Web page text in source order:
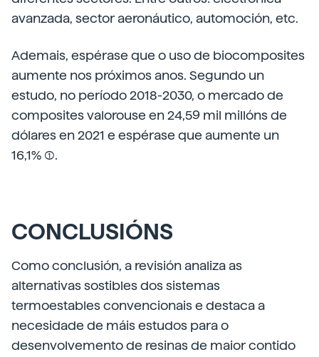
avanzada, sector aeronáutico, automoción, etc.
Ademais, espérase que o uso de biocomposites
aumente nos próximos anos. Segundo un
estudo, no período 2018-2030, o mercado de
composites valorouse en 24,59 mil millóns de
dólares en 2021 e espérase que aumente un
16,1% (1).
CONCLUSIÓNS
Como conclusión, a revisión analiza as
alternativas sostibles dos sistemas
termoestables convencionais e destaca a
necesidade de máis estudos para o
desenvolvemento de resinas de maior contido